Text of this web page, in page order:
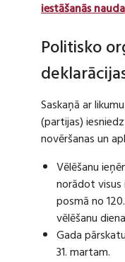
iestāšanās
Politisko
Saskaņā ar
(partijas)
novēršanas un
Vēlēšanu
norādot visus
posmā no
vēlēšanu
Gada
31. martam.